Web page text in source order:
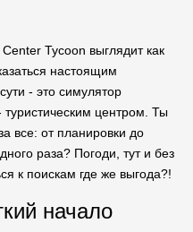
Tycoon выглядит как
настоящим
- это симулятор
центром. Ты
все: от планировки до
раза? Погоди, тут и без
к поискам где же выгода?!
начало